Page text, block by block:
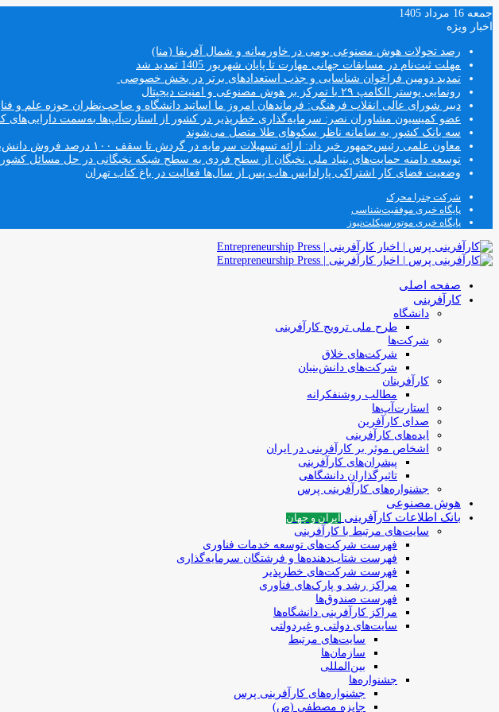
جمعه 16 مرداد 1405
اخبار ویژه
رصد تحولات هوش مصنوعی بومی در خاورمیانه و شمال آفریقا (منا)
مهلت ثبت‌نام در مسابقات جهانی مهارت تا پایان شهریور 1405 تمدید شد
تمدید دومین فراخوان شناسایی و جذب استعدادهای برتر در بخش خصوصی
رونمایی پوستر الکامپ ۲۹ با تمرکز بر هوش مصنوعی و امنیت دیجیتال
دبیر شورای عالی انقلاب فرهنگی: فرماندهان امروز ما اساتید دانشگاه و صاحب‌نظران حوزه علم و
عضو کمیسیون مشاوران نصر: سرمایه‌گذاری خطرپذیر در کشور از استارت‌آپ‌ها به‌سمت دارایی‌های
سه بانک کشور به سامانه ناظر سکوهای طلا متصل می‌شوند
معاون علمی رئیس‌جمهور خبر داد: ارائه تسهیلات سرمایه در گردش تا سقف ۱۰۰ درصد فروش دانش‌بنیان‌ها
توسعه دامنه حمایت‌های بنیاد ملی نخبگان از سطح فردی به سطح شبکه نخبگانی در حل مسائل کشور
وضعیت فضای کار اشتراکی پارادایس هاب پس از سال‌ها فعالیت در باغ کتاب تهران
شرکت چترا محرک
پایگاه خبری موفقیت‌شناسی
پایگاه خبری موتورسیکلت‌نیوز
صفحه اصلی
کارآفرینی
دانشگاه
طرح ملی ترویج کارآفرینی
شرکت‌ها
شرکت‌های خلاق
شرکت‌های دانش‌بنیان
کارآفرینان
مطالب روشنفکرانه
استارت‌آپ‌ها
صدای کارآفرین
ایده‌های کارآفرینی
اشخاص موثر بر کارآفرینی در ایران
پیشران‌های کارآفرینی
تاثیرگذاران دانشگاهی
جشنواره‌های کارآفرینی‌ پرس
هوش مصنوعی
بانک اطلاعات کارآفرینی
ایران و جهان
سایت‌های مرتبط با کارآفرینی
فهرست شرکت‌های‌‌ توسعه‌ خدمات فناوری
فهرست شتاب‌دهنده‌ها‌ و فرشتگان‌ سرمایه‌گذاری
فهرست شرکت‌های خطرپذیر
مراکز رشد و پارک‌های فناوری
فهرست صندوق‌ها
مراکز کارآفرینی دانشگاه‌ها
سایت‌های دولتی و غیردولتی
سایت‌های مرتبط
سازمان‌ها
بین‌المللی
جشنواره‌ها
جشنواره‌های کارآفرینی‌ پرس
جایزه مصطفی (ص)